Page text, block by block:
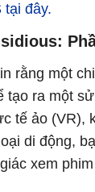
tại đây.
rằng một
tạo ra một
tế ảo (VR),
di động,
xem